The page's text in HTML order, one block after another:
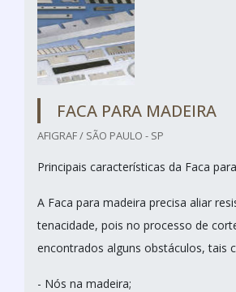
FACA PARA MADEIRA
AFIGRAF / SÃO PAULO - SP
Principais características da Faca
A Faca para madeira precisa aliar
tenacidade, pois no processo de
encontrados alguns obstáculos, tais
- Nós na madeira;